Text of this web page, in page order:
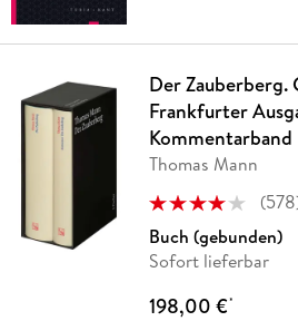
Der
Frankfurter
Kommentarband
Thomas Mann
(578
Buch (gebunden)
Sofort lieferbar
198,00 €*